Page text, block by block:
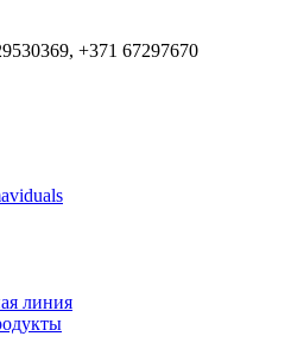
+371 67297670
линия